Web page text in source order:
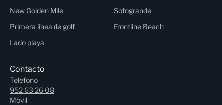
New Golden Mile
Sotogrande
Primera línea de golf
Frontline Beach
Lado playa
Contacto
Teléfono
952 63 26 08
Móvil